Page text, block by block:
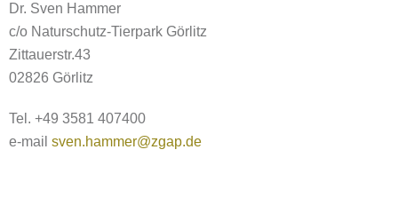
Dr. Sven Hammer
c/o Naturschutz-Tierpark Görlitz
Zittauerstr.43
02826 Görlitz
Tel. +49 3581 407400
e-mail sven.hammer@zgap.de